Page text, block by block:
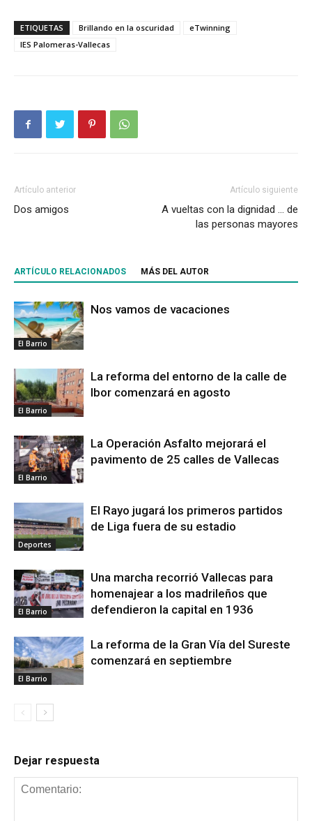
ETIQUETAS Brillando en la oscuridad
eTwinning
IES Palomeras-Vallecas
Artículo anterior
Dos amigos
Artículo siguiente
A vueltas con la dignidad … de
las personas mayores
ARTÍCULO RELACIONADOS MÁS DEL AUTOR
El Barrio
Nos vamos de vacaciones
El Barrio
La reforma del entorno de la calle de
Ibor comenzará en agosto
El Barrio
La Operación Asfalto mejorará el
pavimento de 25 calles de Vallecas
Deportes
El Rayo jugará los primeros partidos
de Liga fuera de su estadio
El Barrio
Una marcha recorrió Vallecas para
homenajear a los madrileños que
defendieron la capital en 1936
El Barrio
La reforma de la Gran Vía del Sureste
comenzará en septiembre
Dejar respuesta